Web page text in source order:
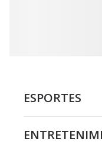
ESPORTES